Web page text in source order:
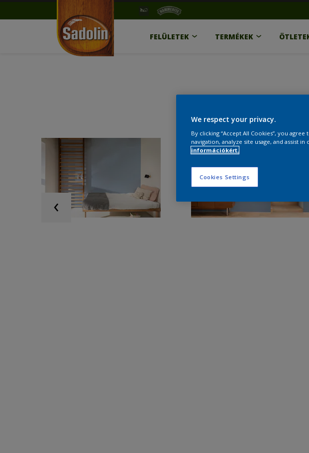
FELÜLETEK TERMÉKEK
We respect your privacy.
By clicking “Accept All Cookies”, you
navigation, analyze site usage, and assist
információkért.
Cookies Settings